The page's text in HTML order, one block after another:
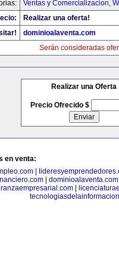
Ventas y Comercializacion,
Realizar una oferta!
dominioalaventa.com
Serán consideradas
Realizar una Oferta
Precio Ofrecido $
en venta:
dominioalaventa.com